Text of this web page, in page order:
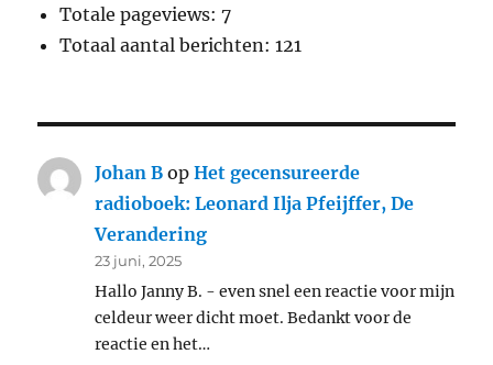
Totale pageviews:7
Totaal aantal berichten:121
Johan B opHet gecensureerde
radioboek: Leonard Ilja Pfeijffer, De
Verandering
23 juni, 2025
Hallo Janny B. - even snel een reactie voor mijn
celdeur weer dicht moet. Bedankt voor de
reactie en het…